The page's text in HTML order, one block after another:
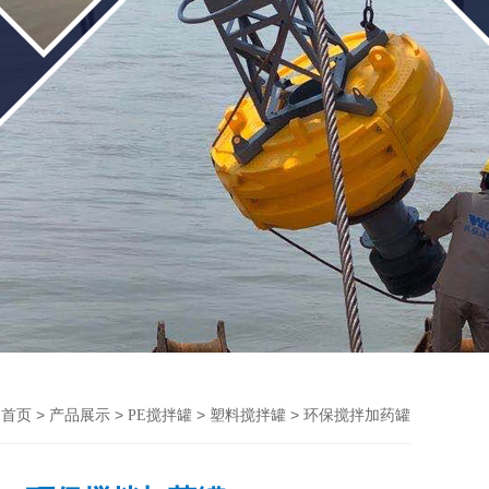
首页 > 产品展示 > PE搅拌罐 > 塑料搅拌罐 > 环保搅拌加药罐